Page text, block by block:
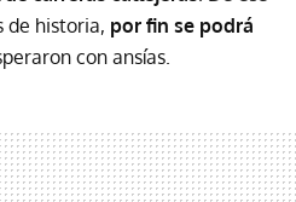
de historia, por fin se podrá
con ansías.